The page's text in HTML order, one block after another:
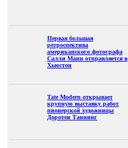
Первая большая
ретроспектива
американского фотографа
Салли Манн отправляется в
Хьюстон
Tate Modern открывает
крупную выставку работ
пионерской художницы
Доротеи Таннинг